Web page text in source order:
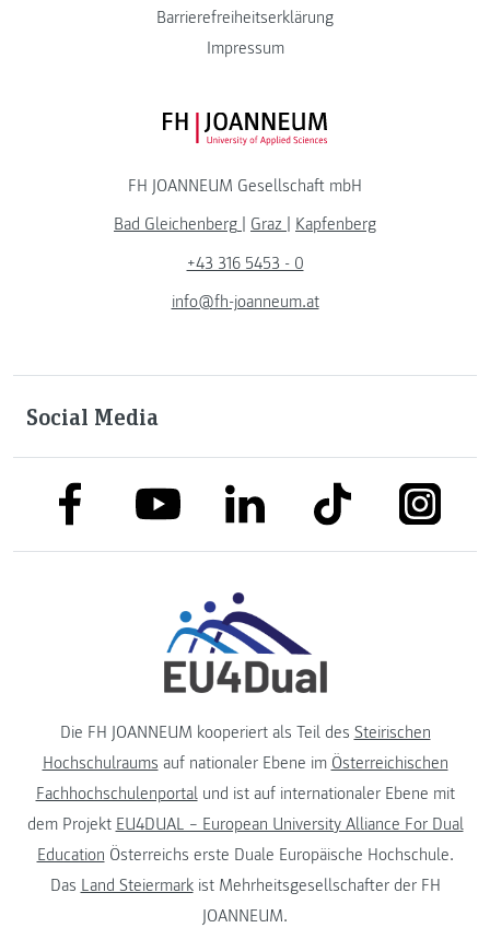
Barrierefreiheitserklärung
Impressum
FH JOANNEUM Logo
FH JOANNEUM Gesellschaft mbH
Bad Gleichenberg
Graz
Kapfenberg
+43 316 5453 - 0
info@fh-joanneum.at
Social Media
link to facebooklink to youtubelink to linkedinlink to tiktok
Die FH JOANNEUM kooperiert als Teil des Steirischen
Hochschulraums auf nationaler Ebene im Österreichischen
Fachhochschulenportalund ist auf internationaler Ebene mit
dem Projekt EU4DUAL – European University Alliance For Dual
Education Österreichs erste Duale Europäische Hochschule.
Das Land Steiermarkist Mehrheitsgesellschafter der FH
JOANNEUM.